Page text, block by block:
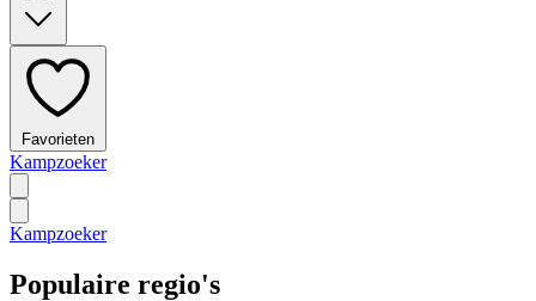
Favorieten
Kampzoeker
Kampzoeker
Populaire regio's